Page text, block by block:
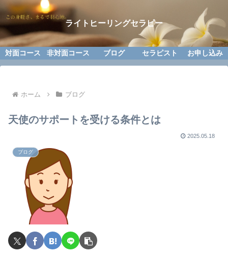
ライトヒーリングセラピー
対面コース 非対面コース ブログ セラピスト お申し込み
ホーム ブログ
天使のサポートを受ける条件とは
2025.05.18
ブログ